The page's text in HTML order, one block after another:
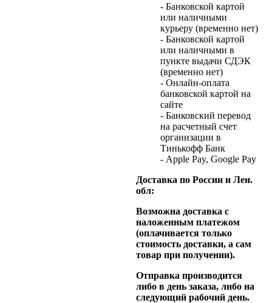
- Банковской картой
или наличными
курьеру (временно нет)
- Банковской картой
или наличными в
пункте выдачи СДЭК
(временно нет)
- Онлайн-оплата
банковской картой на
сайте
- Банковский перевод
на расчетный счет
организации в
Тинькофф Банк
- Apple Pay, Google Pay
Доставка по России и Лен.
обл:
Возможна доставка с
наложенным платежом
(оплачивается только
стоимость доставки, а сам
товар при получении).
Отправка производится
либо в день заказа, либо на
следующий рабочий день.